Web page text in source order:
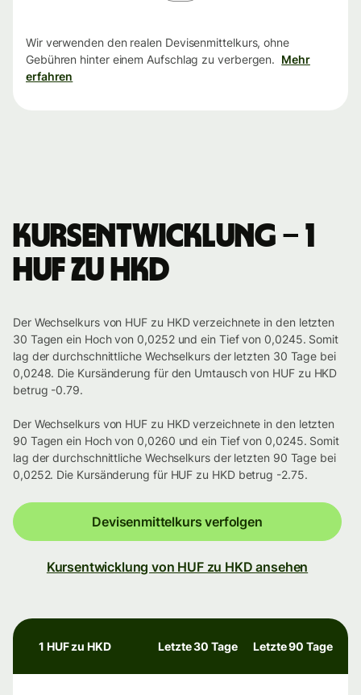
Wir verwenden den realen Devisenmittelkurs, ohne
Gebühren hinter einem Aufschlag zu verbergen. Mehr
erfahren
Kursentwicklung – 1
HUF zu HKD
Der Wechselkurs von HUF zu HKD verzeichnete in den letzten
30 Tagen ein Hoch von 0,0252 und ein Tief von 0,0245. Somit
lag der durchschnittliche Wechselkurs der letzten 30 Tage bei
0,0248. Die Kursänderung für den Umtausch von HUF zu HKD
betrug -0.79.
Der Wechselkurs von HUF zu HKD verzeichnete in den letzten
90 Tagen ein Hoch von 0,0260 und ein Tief von 0,0245. Somit
lag der durchschnittliche Wechselkurs der letzten 90 Tage bei
0,0252. Die Kursänderung für HUF zu HKD betrug -2.75.
Devisenmittelkurs verfolgen
Kursentwicklung von HUF zu HKD ansehen
1 HUF zu HKD Letzte 30 Tage Letzte 90 Tage